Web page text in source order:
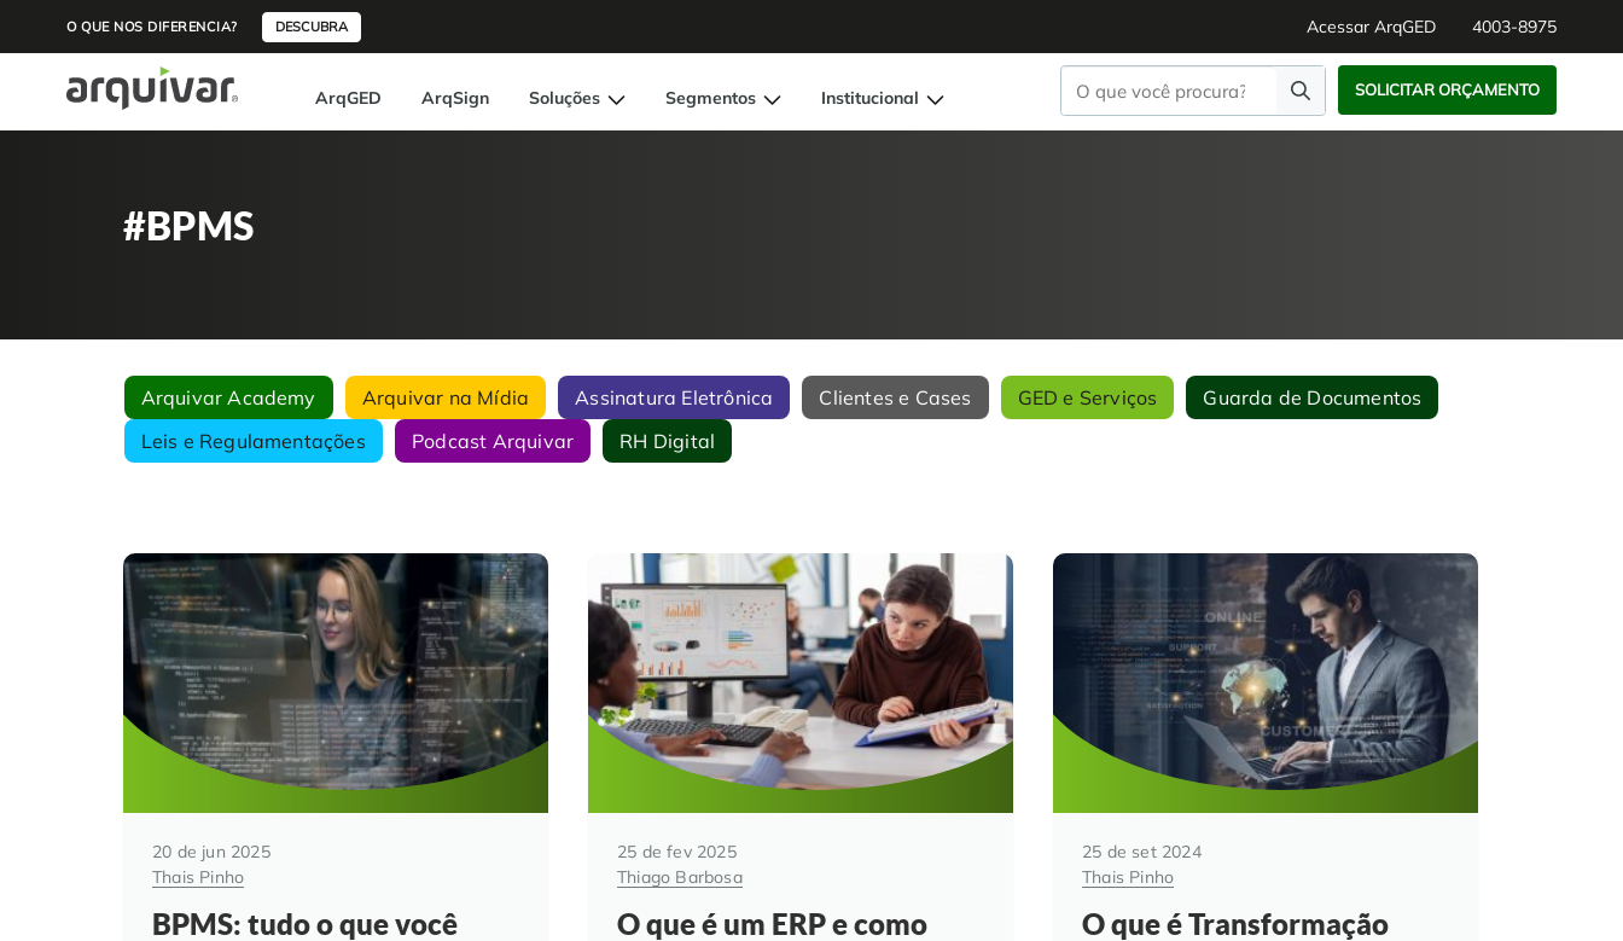
O QUE NOS DIFERENCIA? DESCUBRA Acessar ArqGED 4003-8975
ArqGED ArqSign Soluções Segmentos Institucional SOLICITAR ORÇAMENTO
#BPMS
Arquivar Academy Arquivar na Mídia Assinatura Eletrônica Clientes e Cases GED e Serviços
Guarda de Documentos
Leis e Regulamentações
Podcast Arquivar RH Digital
20 de jun 2025
Thais Pinho
BPMS: tudo o que você
25 de fev 2025
Thiago Barbosa
O que é um ERP e como
25 de set 2024
Thais Pinho
O que é Transformação